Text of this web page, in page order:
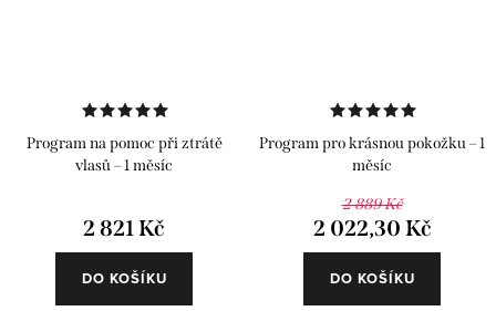
Program na pomoc při ztrátě
vlasů – 1 měsíc
2 821 Kč
DO KOŠÍKU
Program pro krásnou pokožku – 1
měsíc
2 889 Kč
2 022,30 Kč
DO KOŠÍKU